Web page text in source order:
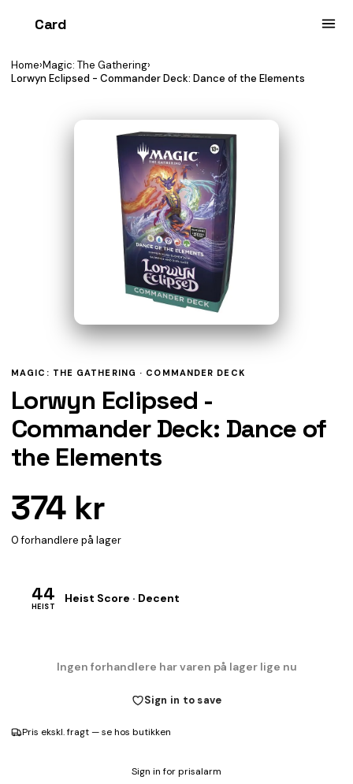
Card
Home›Magic: The Gathering›
Lorwyn Eclipsed - Commander Deck: Dance of the Elements
MAGIC: THE GATHERING · COMMANDER DECK
Lorwyn Eclipsed -
Commander Deck: Dance of
the Elements
374 kr
0 forhandlere på lager
44
HEIST
Heist Score · Decent
Ingen forhandlere har varen på lager lige nu
Sign in to save
Pris ekskl. fragt — se hos butikken
Sign in for prisalarm